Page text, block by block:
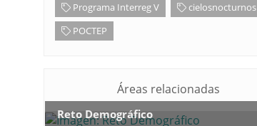
Programa Interreg V
cielosnocturnos
POCTEP
Áreas relacionadas
Reto Demográfico